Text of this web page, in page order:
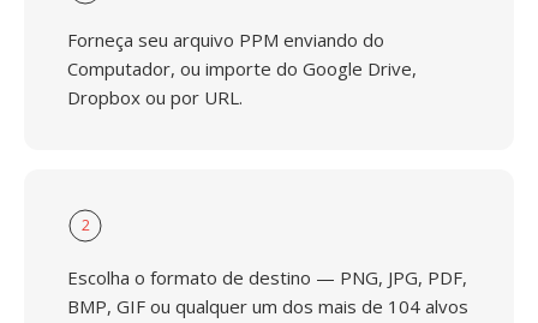
Forneça seu arquivo PPM enviando do
Computador, ou importe do Google Drive,
Dropbox ou por URL.
2
Escolha o formato de destino — PNG, JPG, PDF,
BMP, GIF ou qualquer um dos mais de 104 alvos